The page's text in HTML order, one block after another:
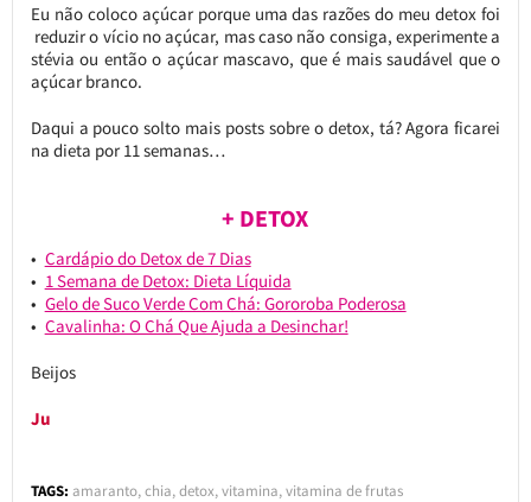
Eu não coloco açúcar porque uma das razões do meu detox foi
reduzir o vício no açúcar, mas caso não consiga, experimente a
stévia ou então o açúcar mascavo, que é mais saudável que o
açúcar branco.
Daqui a pouco solto mais posts sobre o detox, tá? Agora ficarei
na dieta por 11 semanas…
+ DETOX
Cardápio do Detox de 7 Dias
1 Semana de Detox: Dieta Líquida
Gelo de Suco Verde Com Chá: Gororoba Poderosa
Cavalinha: O Chá Que Ajuda a Desinchar!
Beijos
Ju
TAGS: amaranto,chia,detox,vitamina,vitamina de frutas